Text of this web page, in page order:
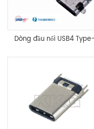
Dòng đầu nối USB4